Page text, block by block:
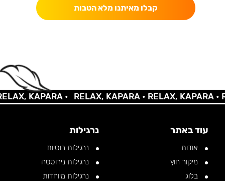
קבלו מאיתנו מלא הטבות
KAPARA • RELAX, KAPARA •RELAX, KAPARA •
עוד באתר
אודות
מיקור חוץ
בלוג
נרגילות
נרגילות רוסיות
נרגילות נירוסטה
נרגילות מיוחדות